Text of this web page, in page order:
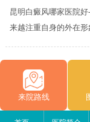
昆明白癜风哪家医院
来越注重自身的外在形
来院路线